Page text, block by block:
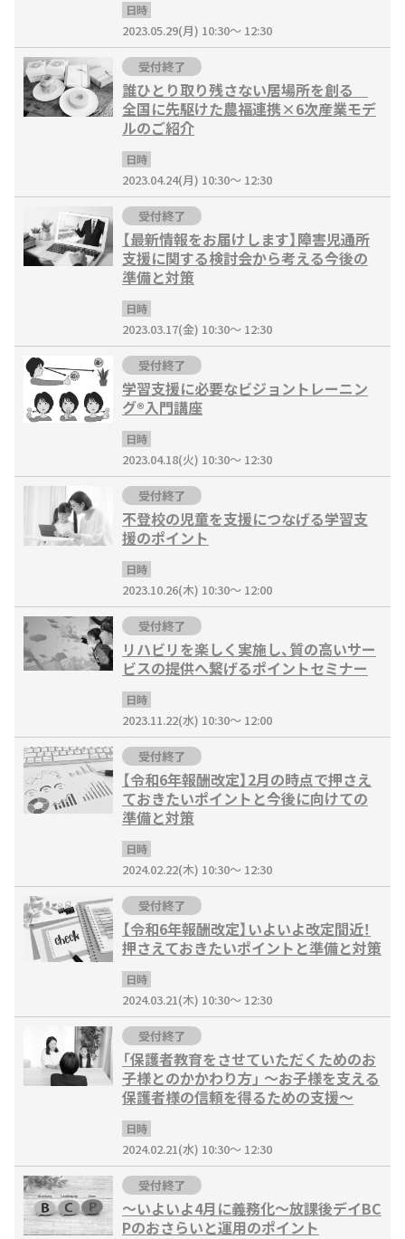
日時
2023.05.29(月) 10:30～ 12:30
受付終了
誰ひとり取り残さない居場所を創る
全国に先駆けた農福連携×6次産業モデ
ルのご紹介
日時
2023.04.24(月) 10:30～ 12:30
受付終了
【最新情報をお届けします】障害児通所
支援に関する検討会から考える今後の
準備と対策
日時
2023.03.17(金) 10:30～ 12:30
受付終了
学習支援に必要なビジョントレーニン
グ®入門講座
日時
2023.04.18(火) 10:30～ 12:30
受付終了
不登校の児童を支援につなげる学習支
援のポイント
日時
2023.10.26(木) 10:30～ 12:00
受付終了
リハビリを楽しく実施し、質の高いサー
ビスの提供へ繋げるポイントセミナー
日時
2023.11.22(水) 10:30～ 12:00
受付終了
【令和6年報酬改定】2月の時点で押さえ
ておきたいポイントと今後に向けての
準備と対策
日時
2024.02.22(木) 10:30～ 12:30
受付終了
【令和6年報酬改定】いよいよ改定間近！
押さえておきたいポイントと準備と対策
日時
2024.03.21(木) 10:30～ 12:30
受付終了
「保護者教育をさせていただくためのお
子様とのかかわり方」 ～お子様を支える
保護者様の信頼を得るための支援～
日時
2024.02.21(水) 10:30～ 12:30
受付終了
〜いよいよ4月に義務化〜放課後デイBC
Pのおさらいと運用のポイント